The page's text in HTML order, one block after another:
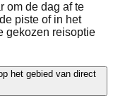
om de dag af te
piste of in het
gekozen reisoptie
het gebied van direct